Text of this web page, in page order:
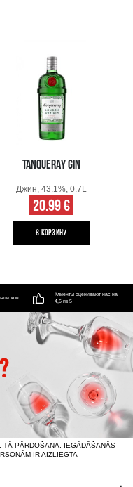
TANQUERAY GIN
Джин, 43.1%, 0.7L
20.99 €
B КОРЗИНУ
Клиенты оценивают нас на
4,6 из 5
TĀ PĀRDOŠANA, IEGĀDĀŠANĀS
IR AIZLIEGTA